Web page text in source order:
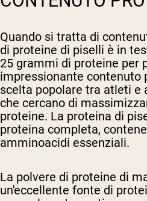
Quando si tratta di
di proteine di piselli è in
25 grammi di proteine per
impressionante contenuto
scelta popolare tra atleti e
che cercano di
proteine. La proteina di
proteina completa,
amminoacidi essenziali.
La polvere di proteine di
un'eccellente fonte di